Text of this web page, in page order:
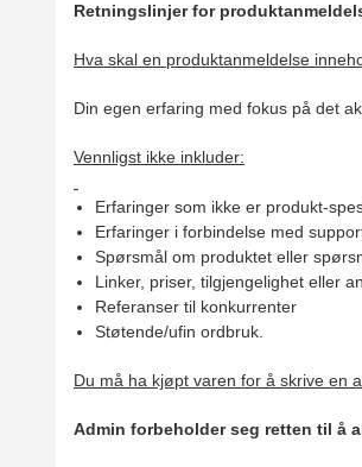
Retningslinjer for
Hva skal en produktanmeldelse
Din egen erfaring med fokus på det
Vennligst ikke inkluder:
Erfaringer som ikke er produkt-
Erfaringer i forbindelse med
Spørsmål om produktet eller
Linker, priser, tilgjengelighet eller
Referanser til konkurrenter
Støtende/ufin ordbruk.
Du må ha kjøpt varen for å skrive en
Admin forbeholder seg retten til å